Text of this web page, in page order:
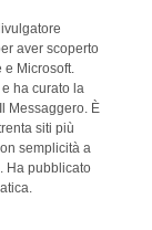
aver scoperto
e Microsoft.
ha curato la
Messaggero. È
siti più
semplicità a
Ha pubblicato